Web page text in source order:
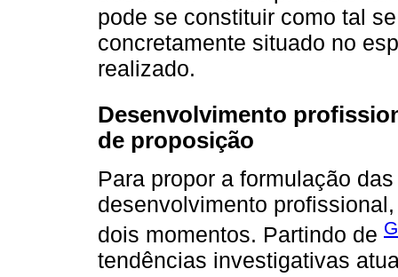
pode se constituir como tal
concretamente situado no
realizado.
Desenvolvimento
de proposição
Para propor a formulação
desenvolvimento
dois momentos. Partindo de
tendências investigativas